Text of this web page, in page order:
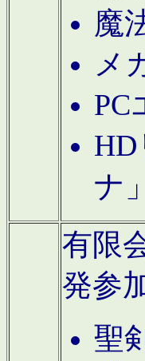
魔
メ
PC
ナ
有限
発参
聖